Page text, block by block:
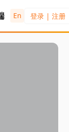
En 登录 | 注册